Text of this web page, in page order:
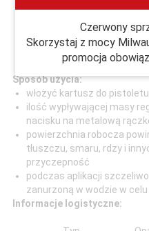
do zastosowań
łatwy w nakładaniu i
uszczelniacz odporny jest
ultrafioletowych, ozonu i
atmosferycznych
Sposób użycia:
włożyć kartusz do pistoletu
ilość wypływającej masy
nacisku na metalową
powierzchnia robocza
tłuszczu, smaru, rdzy i
przyczepność
podczas aplikacji
zanurzoną w wodzie w
Informacje logistyczne:
Czerwony
Skorzystaj z mocy
promocja